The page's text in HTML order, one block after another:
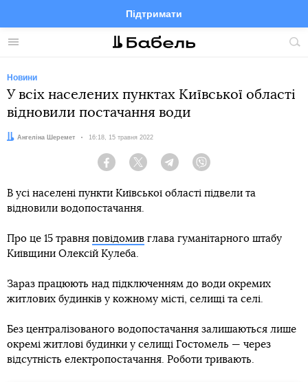
Меню
Підтримати
FacebookTelegramTwitter
Новини
У всіх населених пунктах Київської області
відновили постачання води
Автор:
Ангеліна Шеремет Дата:
16:18, 15 травня 2022
Facebook Twitter Telegram
В усі населені пункти Київської області підвели та
відновили водопостачання.
Про це 15 травня повідомив глава гуманітарного штабу
Київщини Олексій Кулеба.
Зараз працюють над підключенням до води окремих
житлових будинків у кожному місті, селищі та селі.
Без централізованого водопостачання залишаються лише
окремі житлові будинки у селищі Гостомель — через
відсутність електропостачання. Роботи тривають.